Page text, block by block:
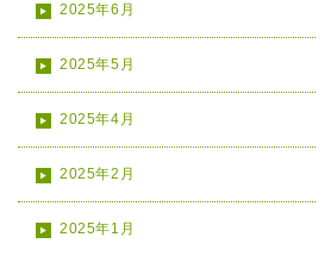
2025年6月
2025年5月
2025年4月
2025年2月
2025年1月